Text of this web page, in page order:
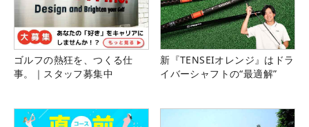
ゴルフの熱狂を、つくる仕
事。｜スタッフ募集中
新『TENSEIオレンジ』はドラ
イバーシャフトの“最適解”